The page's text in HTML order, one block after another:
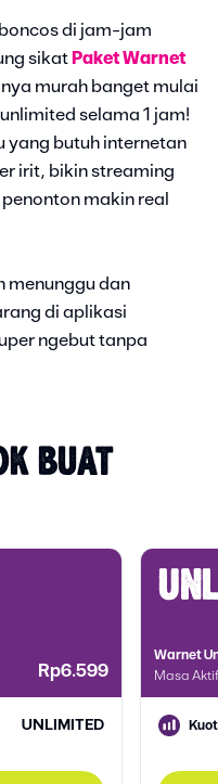
di jam-jam
sikat Paket Warnet
murah banget mulai
selama 1 jam!
yang butuh internetan
irit, bikin streaming
makin real
menunggu dan
di aplikasi
ngebut tanpa
BUAT
Rp6.599
UNLIMITED
Warnet
Masa